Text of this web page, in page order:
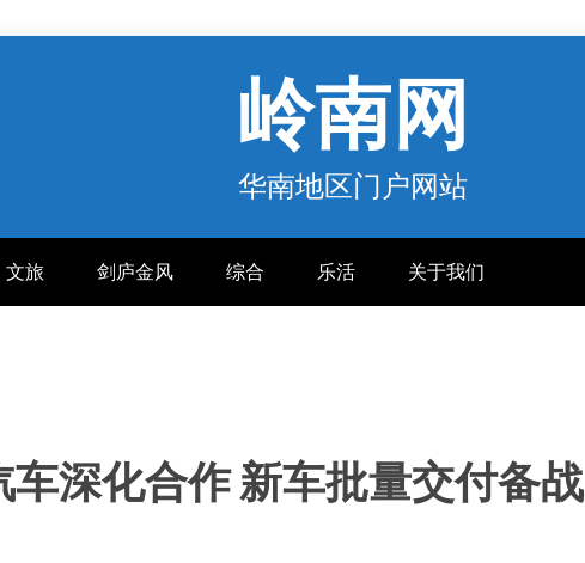
岭南网
华南地区门户网站
文旅 剑庐金风 综合 乐活 关于我们
深化合作 新车批量交付备战